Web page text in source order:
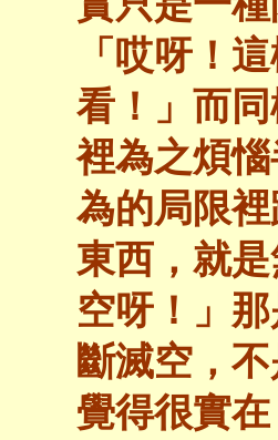
「哎呀！
看！」而
裡為之煩
為的局限
東西，就
空呀！」
斷滅空，
覺得很實